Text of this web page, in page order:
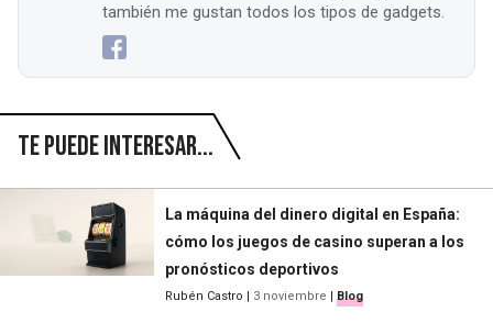
también me gustan todos los tipos de gadgets.
Te puede interesar...
La máquina del dinero digital en España:
cómo los juegos de casino superan a los
pronósticos deportivos
Rubén Castro 3 noviembre Blog